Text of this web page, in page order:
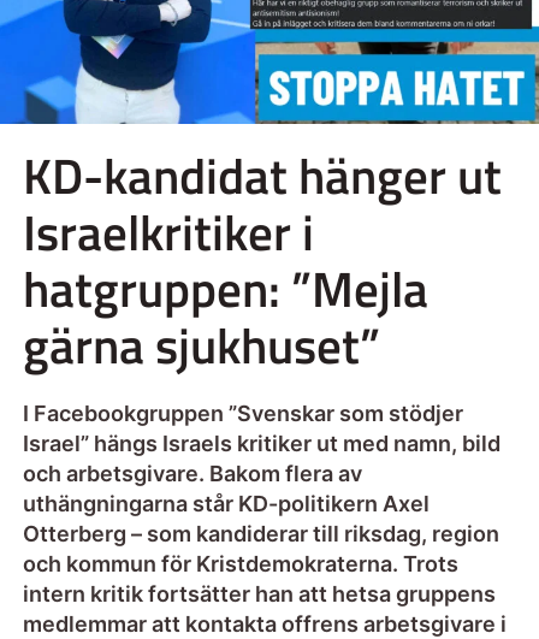
KD-kandidat hänger ut
Israelkritiker i
hatgruppen: ”Mejla
gärna sjukhuset”
I Facebookgruppen ”Svenskar som stödjer
Israel” hängs Israels kritiker ut med namn, bild
och arbetsgivare. Bakom flera av
uthängningarna står KD-politikern Axel
Otterberg – som kandiderar till riksdag, region
och kommun för Kristdemokraterna. Trots
intern kritik fortsätter han att hetsa gruppens
medlemmar att kontakta offrens arbetsgivare i